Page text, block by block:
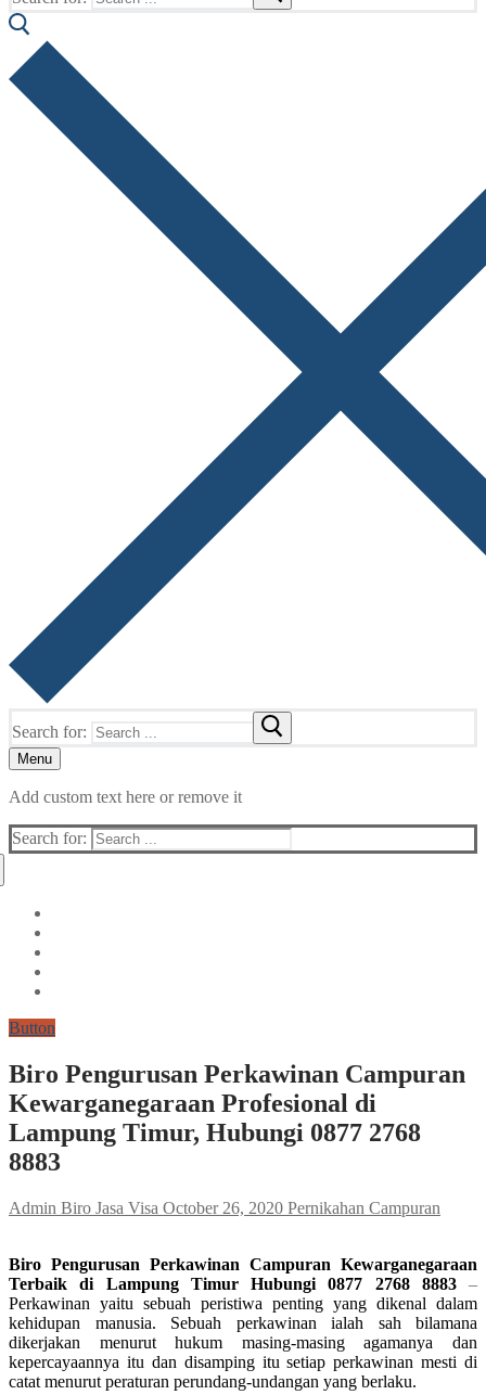
Search for:
Menu
Add custom text here or remove it
Search for:
Button
Biro Pengurusan Perkawinan Campuran
Kewarganegaraan Profesional di
Lampung Timur, Hubungi 0877 2768
8883
Admin Biro Jasa Visa October 26, 2020 Pernikahan Campuran
Biro Pengurusan Perkawinan Campuran Kewarganegaraan
Terbaik di Lampung Timur Hubungi 0877 2768 8883
–
Perkawinan yaitu sebuah peristiwa penting yang dikenal dalam
kehidupan manusia. Sebuah perkawinan ialah sah bilamana
dikerjakan menurut hukum masing-masing agamanya dan
kepercayaannya itu dan disamping itu setiap perkawinan mesti di
catat menurut peraturan perundang-undangan yang berlaku.